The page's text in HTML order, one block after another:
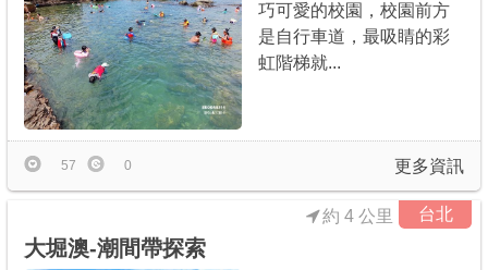
巧可愛的校園，校園前方
是自行車道，最吸睛的彩
虹階梯就...
更多資訊
57 0
台北
約 4 公里
大堀澳-潮間帶探索